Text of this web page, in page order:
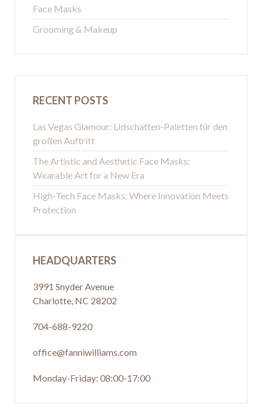
Face Masks
Grooming & Makeup
RECENT POSTS
Las Vegas Glamour: Lidschatten-Paletten für den
großen Auftritt
The Artistic and Aesthetic Face Masks:
Wearable Art for a New Era
High-Tech Face Masks: Where Innovation Meets
Protection
HEADQUARTERS
3991 Snyder Avenue
Charlotte, NC 28202
704-688-9220
office@fanniwilliams.com
Monday-Friday: 08:00-17:00